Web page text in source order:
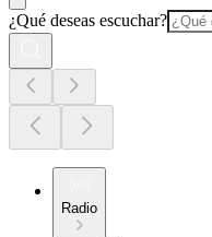
¿Qué deseas escuchar?
Radio